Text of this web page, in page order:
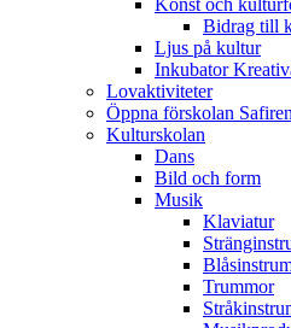
Konst och
Bidrag till
Ljus på kultur
Inkubator
Lovaktiviteter
Öppna förskolan Safiren
Kulturskolan
Dans
Bild och form
Musik
Klaviatur
Trummor